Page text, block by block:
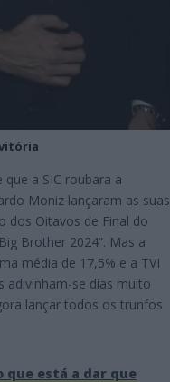
a SIC roubara a
Moniz lançaram as suas
dos Oitavos de Final do
Brother 2024”. Mas a
média de 17,5% e a TVI
adivinham-se dias muito
lançar todos os trunfos
que está a dar que